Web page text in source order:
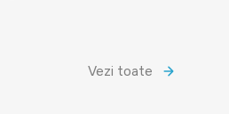
Vezi toate